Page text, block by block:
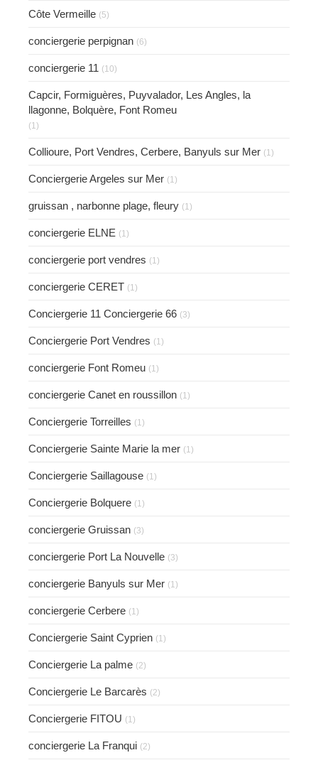
Côte Vermeille (5)
conciergerie perpignan (6)
conciergerie 11 (10)
Capcir, Formiguères, Puyvalador, Les Angles, la
llagonne, Bolquère, Font Romeu
(1)
Collioure, Port Vendres, Cerbere, Banyuls sur Mer (1)
Conciergerie Argeles sur Mer (1)
gruissan , narbonne plage, fleury (1)
conciergerie ELNE (1)
conciergerie port vendres (1)
conciergerie CERET (1)
Conciergerie 11 Conciergerie 66 (3)
Conciergerie Port Vendres (1)
conciergerie Font Romeu (1)
conciergerie Canet en roussillon (1)
Conciergerie Torreilles (1)
Conciergerie Sainte Marie la mer (1)
Conciergerie Saillagouse (1)
Conciergerie Bolquere (1)
conciergerie Gruissan (3)
conciergerie Port La Nouvelle (3)
conciergerie Banyuls sur Mer (1)
conciergerie Cerbere (1)
Conciergerie Saint Cyprien (1)
Conciergerie La palme (2)
Conciergerie Le Barcarès (2)
Conciergerie FITOU (1)
conciergerie La Franqui (2)